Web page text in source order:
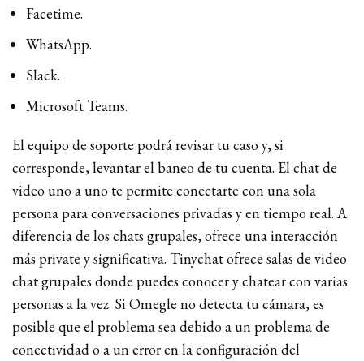
Facetime.
WhatsApp.
Slack.
Microsoft Teams.
El equipo de soporte podrá revisar tu⁢ caso y,⁣ si
corresponde, levantar ⁢el baneo⁣ de tu cuenta. El chat de
video uno a uno te permite conectarte con una sola
persona para conversaciones privadas y en tiempo real. A
diferencia de los chats grupales, ofrece una interacción
más private y significativa. Tinychat ofrece salas de video
chat grupales donde puedes conocer y chatear con varias
personas a la vez. Si Omegle no detecta tu cámara, es
posible que el problema sea debido a un problema de
conectividad o a un error en la configuración del